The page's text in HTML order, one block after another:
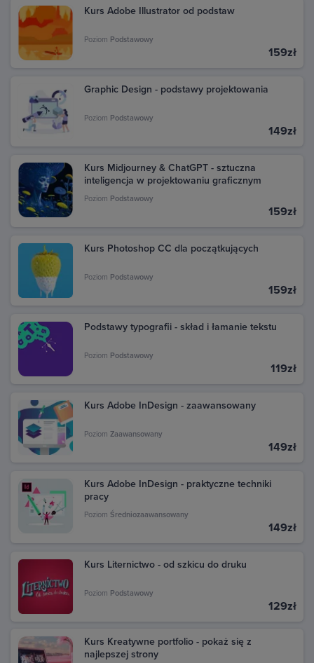
się na swoje konto Google, z którego dokonano
zakupu. W sekcji Aktywność znajdziesz wszystkie
transakcje dokonane w Google Play. Kliknij daną
transakcję, aby zobaczyć szczegóły i pobrać fakturę.
Kurs Adobe Illustrator od podstaw
Poziom Podstawowy
159zł
Graphic Design - podstawy projektowania
Poziom Podstawowy
149zł
Kurs Midjourney & ChatGPT - sztuczna
inteligencja w projektowaniu graficznym
Poziom Podstawowy
159zł
Kurs Photoshop CC dla początkujących
Poziom Podstawowy
159zł
Podstawy typografii - skład i łamanie tekstu
Poziom Podstawowy
119zł
Kurs Adobe InDesign - zaawansowany
Poziom Zaawansowany
149zł
Kurs Adobe InDesign - praktyczne techniki
pracy
Poziom Średniozaawansowany
149zł
Kurs Liternictwo - od szkicu do druku
Poziom Podstawowy
129zł
Kurs Kreatywne portfolio - pokaż się z
najlepszej strony